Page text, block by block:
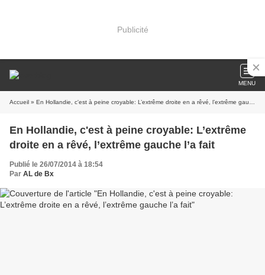
Publicité
MENU
Accueil » En Hollandie, c'est à peine croyable: L’extrême droite en a rêvé, l’extrême gauche l’a fait
En Hollandie, c'est à peine croyable: L’extrême
droite en a rêvé, l’extrême gauche l’a fait
Publié le 26/07/2014 à 18:54
Par AL de Bx